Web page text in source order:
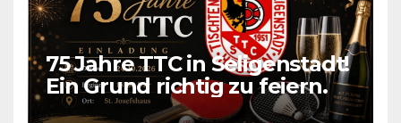
75 Jahre TTC in Seligenstadt!
Ein Grund richtig zu feiern.